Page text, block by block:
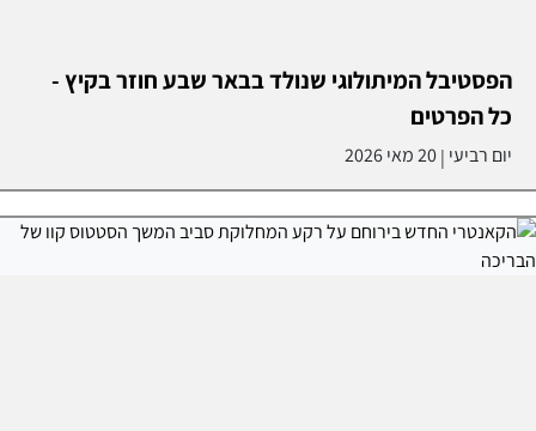
הפסטיבל המיתולוגי שנולד בבאר שבע חוזר בקיץ -
כל הפרטים
יום רביעי |20 מאי 2026